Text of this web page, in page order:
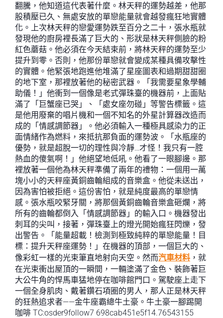
翻騰，他知道這代表著什麼。林天秤的運勢越差，他那
股積壓已久、無處安放的單戀能量就會越發瘋狂地實體
化。上次林天秤的戀愛運勢跌至百分之二十，張水瓶就
發現他的廚房裡長滿了巨大的、形狀是林天秤側臉的粉
紅色蘑菇。他必須在今天結束前，將林天秤的運勢至少
提升到零。否則，他那份單戀就會變成某種具備攻擊性
的實體。他緊張地跑進他堆滿了星座圖表和過期甜甜圈
的地下室，那裡放著他的秘密武器。「我需要星象學輔
助儀！」他衝到一個像是老式彈珠臺的機器前，上面貼
滿了「巨蟹座已哭」、「處女座勿碰」等警告標籤。這
是他用廢棄的唱片機和一個不知名的外星計算器改造而
成的「情感調節器」。他必須輸入一種極具感染力的正
面情緒作為燃料，來抵抗那負面的運勢波。「水瓶座的
優勢，就是超脫一切的理性與冷靜…才怪！我只有一腔
熱血的傻氣啊！」他絕望地低吼。他看了一眼腳邊。那
裡放著一個他為林天秤準備了兩年的禮物：一個用一萬
塊小小的天秤座黃銅齒輪組成的音樂盒。他從未送出，
因為害怕被拒絕。這份害怕，就是純度最高的單戀情
感。張水瓶咬緊牙關，將那個黃銅齒輪音樂盒砸爛，將
所有的齒輪都倒入「情感調節器」的輸入口。機器發出
刺耳的尖叫，接著，彈珠臺上的燈光開始瘋狂閃爍，發
出警告。「能量超載！檢測到極致純粹的單戀能量！目
標：提升天秤座運勢！」在機器的頂部，一個巨大的、
像彩虹一樣的光束筆直地射向天空。然而汽車材料 ，就
在光束衝出屋頂的一瞬間，一輛塗滿了金色、裝飾著巨
大公牛角的悍馬車猛地停在咖啡館門口。駕駛座上走下
一個全身肌肉、戴著鑽石項圈的男人，那人正是林天秤
的狂熱追求者——金牛座霸總牛土豪。牛土豪一腳踢開
咖啡 TC:osder9follow7 698cab451e5f14.76543155